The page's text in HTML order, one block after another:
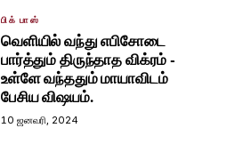
பிக் பாஸ்
வெளியில் வந்து எபிசோடை
பார்த்தும் திருந்தாத விக்ரம் -
உள்ளே வந்ததும் மாயாவிடம்
பேசிய விஷயம்.
10 ஜனவரி, 2024